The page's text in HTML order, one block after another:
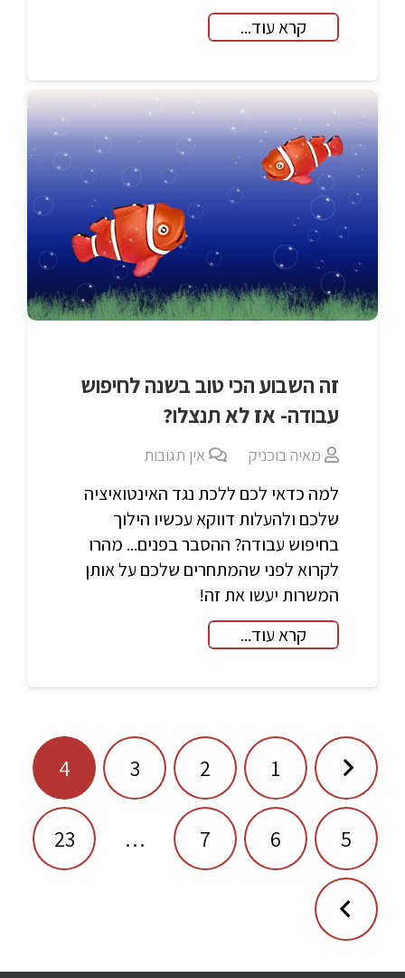
קרא עוד...
זה השבוע הכי טוב בשנה לחיפוש
עבודה- אז לא תנצלו?
מאיה בוכניק אין תגובות
למה כדאי לכם ללכת נגד האינטואיציה
שלכם ולהעלות דווקא עכשיו הילוך
בחיפוש עבודה? ההסבר בפנים... מהרו
לקרוא לפני שהמתחרים שלכם על אותן
המשרות יעשו את זה!
קרא עוד...
ניווט
1
2
3
4
5
6
7
…
23